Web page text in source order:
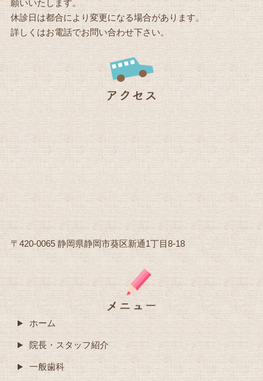
願いいたします。
休診日は都合により変更になる場合があります。
詳しくはお電話でお問い合わせ下さい。
〒420-0065 静岡県静岡市葵区新通1丁目8-18
ホーム
院長・スタッフ紹介
一般歯科